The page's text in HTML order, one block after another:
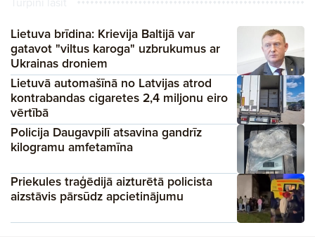
Lietuva brīdina: Krievija Baltijā var
gatavot "viltus karoga" uzbrukumus ar
Ukrainas droniem
Lietuvā automašīnā no Latvijas atrod
kontrabandas cigaretes 2,4 miljonu eiro
vērtībā
Policija Daugavpilī atsavina gandrīz
kilogramu amfetamīna
Priekules traģēdijā aizturētā policista
aizstāvis pārsūdz apcietinājumu